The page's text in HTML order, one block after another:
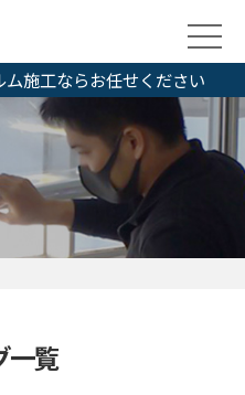
ム施工ならお任せください
一覧